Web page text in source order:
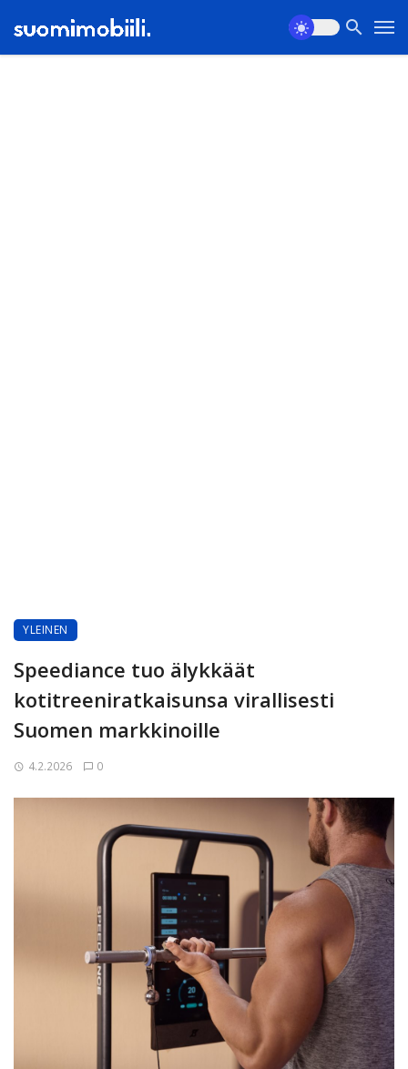
YLEINEN
Speediance tuo älykkäät
kotitreeniratkaisunsa virallisesti
Suomen markkinoille
4.2.2026 0